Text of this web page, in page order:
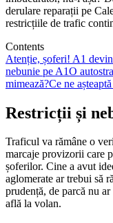
derulare reparații pe
restricțiile de trafic
Contents
Atenție, șoferi! A1
nebunie pe A1O
mimează?Ce ne
Restricții și
Traficul va rămâne o
marcaje provizorii care
șoferilor. Cine a avut
aglomerate ar trebui să
prudență, de parcă nu
află la volan.